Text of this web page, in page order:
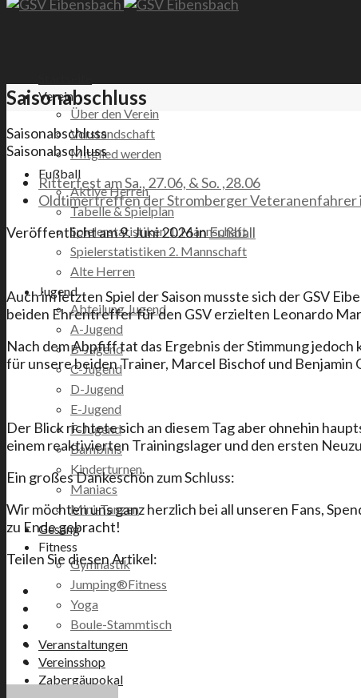
Verein
Über den Verein
Vorstandschaft
Mitglied werden
Fußball
Aktive Herren
Tabelle & Spielplan
Spielerstatistiken 1. Mannschaft
Spielerstatistiken 2. Mannschaft
Alte Herren
Jugend
Abteilung Jugend
A-Jugend
B-Jugend
C-Jugend
D-Jugend
E-Jugend
F-Jugend
Bambinis
Kinderturnen
Maniacs
Mini-Tanzen
Gesang
Fitness
Gymnastik
Jumping®Fitness
Yoga
Boule-Stammtisch
Veranstaltungen
Vereinsshop
Zabergäupokal
Saisonabschluss
Saisonabschluss
Saisonabschluss
Ritterfest am Sa., 27.06, & So. ,28.06
Oldtimertreffen der Stromberger Veteranenfahrer
Veröffentlicht am9. Juni 2026inFußball
Auch im letzten Spiel der Saison musste sich der GSV
beiden Ehrentreffer für den GSV erzielten Leonardo
Nach dem Abpfiff tat das Ergebnis der Stimmung
für unsere beiden Trainer, Marcel Bischof und
Der Blick richtete sich an diesem Tag aber ohnehin
einem reaktivierten Trainingslager und den ersten
Ein großes Dankeschön zum Schluss:
Wir möchten uns ganz herzlich bei all unseren Fans,
zu Ende gebracht!
Teilen Sie diesen Artikel: